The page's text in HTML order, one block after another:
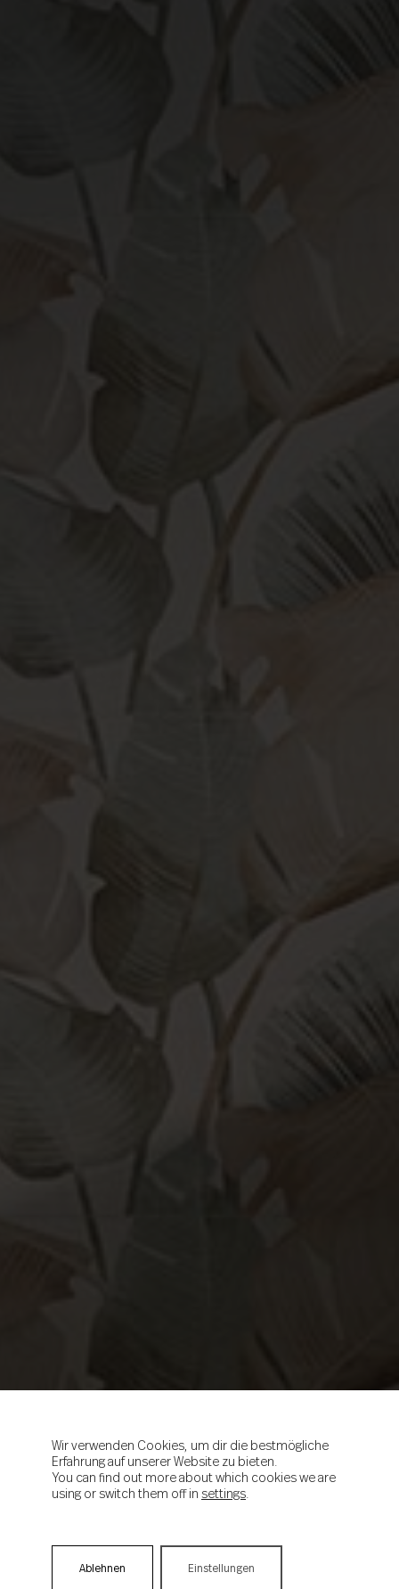
Wir verwenden Cookies, um dir die bestmögliche
Erfahrung auf unserer Website zu bieten.
You can find out more about which cookies we are
using or switch them off in settings
Ablehnen Einstellungen